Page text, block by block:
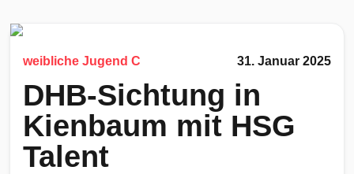
weibliche Jugend C 31. Januar 2025
DHB-Sichtung in
Kienbaum mit HSG
Talent